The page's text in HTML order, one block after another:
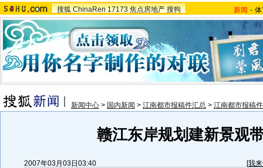
搜狐 ChinaRen 17173 焦点房地产 搜狗 新闻 -
新闻中心 > 国内新闻 > 江南都市报稿件汇总 > 江南都市报稿
赣江东岸规划建新景观
2007年03月03日03:40 [我